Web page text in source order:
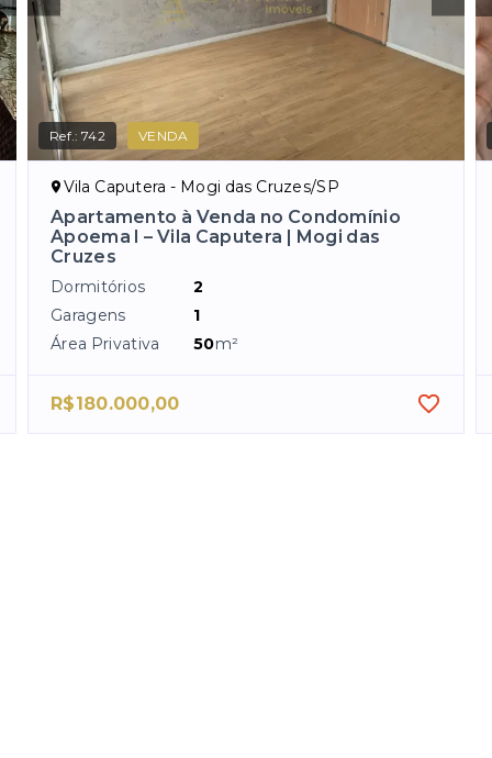
Ref.:742 VENDA
Vila Caputera - Mogi das Cruzes/SP
Apartamento à Venda no Condomínio
Apoema I – Vila Caputera | Mogi das
Cruzes
Dormitórios
2
Garagens
1
Área Privativa
50m²
R$180.000,00